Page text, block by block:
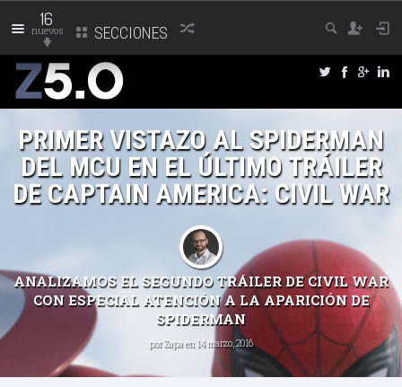
16
nuevos SECCIONES
PRIMER VISTAZO AL SPIDERMAN
DEL MCU EN EL ÚLTIMO TRÁILER
DE CAPTAIN AMERICA: CIVIL WAR
ANALIZAMOS EL SEGUNDO TRÁILER DE CIVIL WAR
CON ESPECIAL ATENCIÓN A LA APARICIÓN DE
SPIDERMAN
porZapaen 14 marzo, 2016